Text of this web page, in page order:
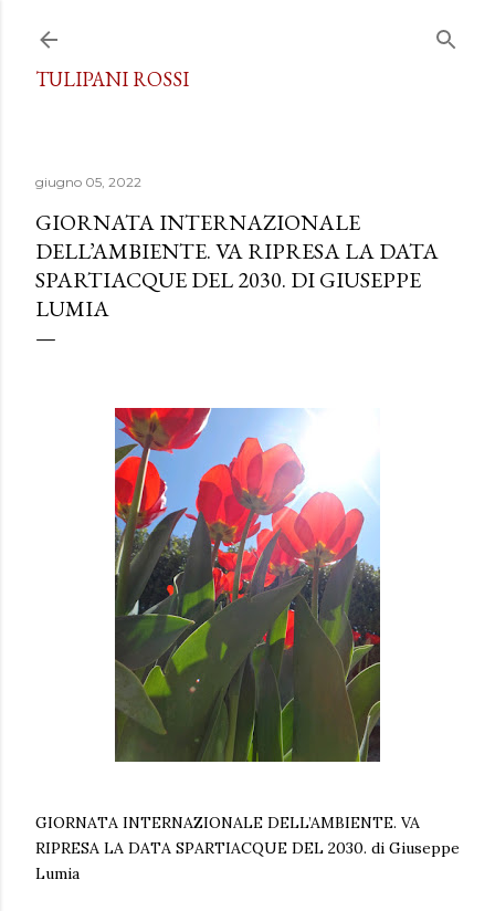
TULIPANI ROSSI
giugno 05, 2022
GIORNATA INTERNAZIONALE
DELL’AMBIENTE. VA RIPRESA LA DATA
SPARTIACQUE DEL 2030. DI GIUSEPPE
LUMIA
GIORNATA INTERNAZIONALE DELL’AMBIENTE. VA
RIPRESA LA DATA SPARTIACQUE DEL 2030. di Giuseppe
Lumia